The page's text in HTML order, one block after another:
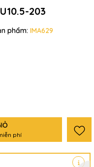
203
phẩm: IMA629
phí